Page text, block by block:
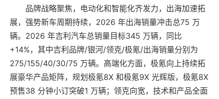
品牌战略聚焦，电动化和智能化齐发力，出海加速拓
展，强势新车周期持续，2026 年出海销量冲击总75 万
辆。2026 年吉利汽车总销量目标345 万辆，同比
+14%，其中吉利品牌/银河/领克/极氪/出海销量分别为
275/155/40/30/75 万辆。高端化方面，极氪向上持续拓
展豪华产品矩阵，规划极氪8X 和极氪9X 光辉版，极氪8X
预售38 分钟小订突破1 万辆；领克向宽，技术和产品全面